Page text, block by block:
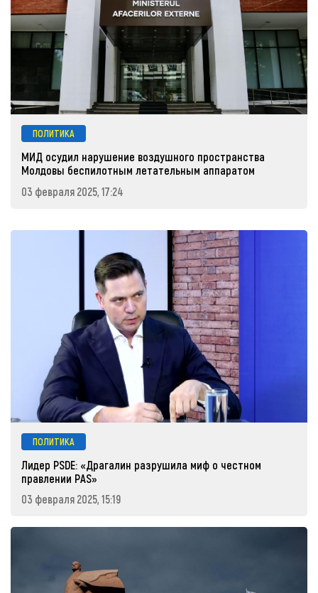
ПОЛИТИКА
МИД осудил нарушение воздушного пространства
Молдовы беспилотным летательным аппаратом
03 февраля 2025, 17:24
ПОЛИТИКА
Лидер PSDE: «Драгалин разрушила миф о честном
правлении PAS»
03 февраля 2025, 15:19